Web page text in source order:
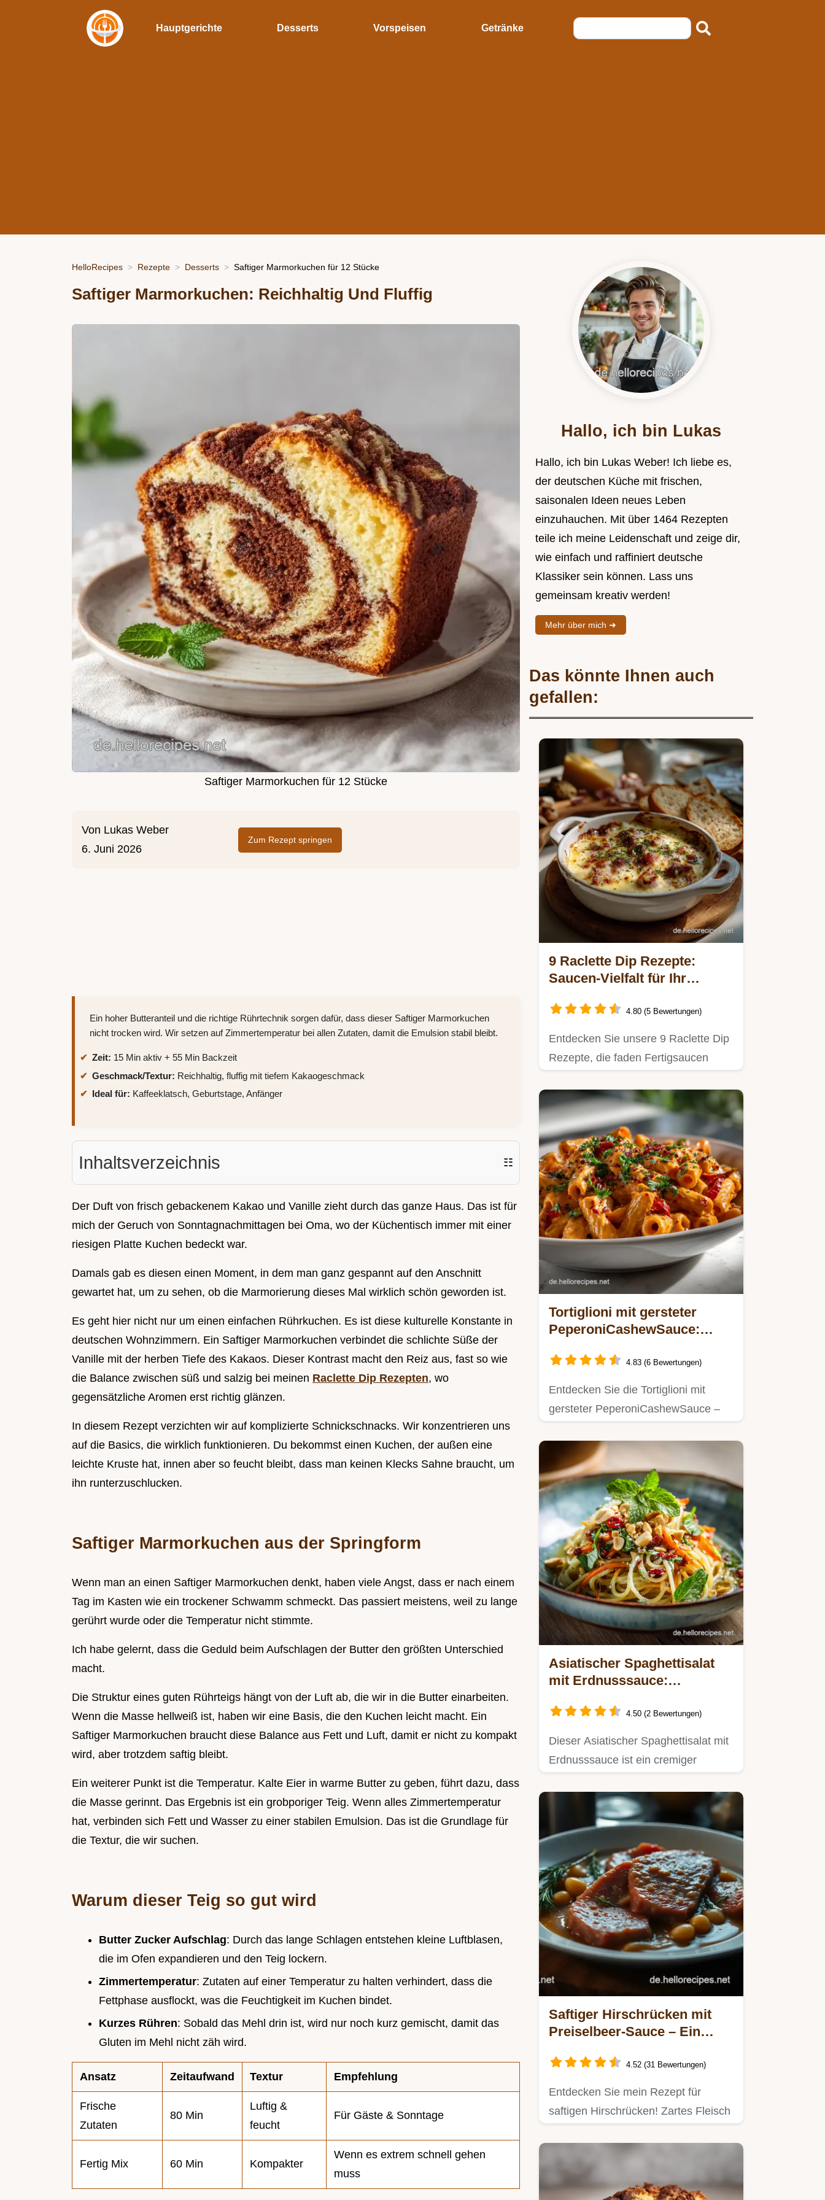
Hauptgerichte Desserts Vorspeisen Getränke
HelloRecipes Rezepte Desserts Saftiger Marmorkuchen für 12 Stücke
Saftiger Marmorkuchen: Reichhaltig Und Fluffig
Saftiger Marmorkuchen für 12 Stücke
Von Lukas Weber
6. Juni 2026
Zum Rezept springen
Ein hoher Butteranteil und die richtige Rührtechnik sorgen dafür, dass dieser Saftiger Marmorkuchen
nicht trocken wird. Wir setzen auf Zimmertemperatur bei allen Zutaten, damit die Emulsion stabil bleibt.
Zeit: 15 Min aktiv + 55 Min Backzeit
Geschmack/Textur: Reichhaltig, fluffig mit tiefem Kakaogeschmack
Ideal für: Kaffeeklatsch, Geburtstage, Anfänger
Inhaltsverzeichnis ☷
Der Duft von frisch gebackenem Kakao und Vanille zieht durch das ganze Haus. Das ist für
mich der Geruch von Sonntagnachmittagen bei Oma, wo der Küchentisch immer mit einer
riesigen Platte Kuchen bedeckt war.
Damals gab es diesen einen Moment, in dem man ganz gespannt auf den Anschnitt
gewartet hat, um zu sehen, ob die Marmorierung dieses Mal wirklich schön geworden ist.
Es geht hier nicht nur um einen einfachen Rührkuchen. Es ist diese kulturelle Konstante in
deutschen Wohnzimmern. Ein Saftiger Marmorkuchen verbindet die schlichte Süße der
Vanille mit der herben Tiefe des Kakaos. Dieser Kontrast macht den Reiz aus, fast so wie
die Balance zwischen süß und salzig bei meinen Raclette Dip Rezepten, wo
gegensätzliche Aromen erst richtig glänzen.
In diesem Rezept verzichten wir auf komplizierte Schnickschnacks. Wir konzentrieren uns
auf die Basics, die wirklich funktionieren. Du bekommst einen Kuchen, der außen eine
leichte Kruste hat, innen aber so feucht bleibt, dass man keinen Klecks Sahne braucht, um
ihn runterzuschlucken.
Saftiger Marmorkuchen aus der Springform
Wenn man an einen Saftiger Marmorkuchen denkt, haben viele Angst, dass er nach einem
Tag im Kasten wie ein trockener Schwamm schmeckt. Das passiert meistens, weil zu lange
gerührt wurde oder die Temperatur nicht stimmte.
Ich habe gelernt, dass die Geduld beim Aufschlagen der Butter den größten Unterschied
macht.
Die Struktur eines guten Rührteigs hängt von der Luft ab, die wir in die Butter einarbeiten.
Wenn die Masse hellweiß ist, haben wir eine Basis, die den Kuchen leicht macht. Ein
Saftiger Marmorkuchen braucht diese Balance aus Fett und Luft, damit er nicht zu kompakt
wird, aber trotzdem saftig bleibt.
Ein weiterer Punkt ist die Temperatur. Kalte Eier in warme Butter zu geben, führt dazu, dass
die Masse gerinnt. Das Ergebnis ist ein grobporiger Teig. Wenn alles Zimmertemperatur
hat, verbinden sich Fett und Wasser zu einer stabilen Emulsion. Das ist die Grundlage für
die Textur, die wir suchen.
Warum dieser Teig so gut wird
Butter Zucker Aufschlag: Durch das lange Schlagen entstehen kleine Luftblasen,
die im Ofen expandieren und den Teig lockern.
Zimmertemperatur: Zutaten auf einer Temperatur zu halten verhindert, dass die
Fettphase ausflockt, was die Feuchtigkeit im Kuchen bindet.
Kurzes Rühren: Sobald das Mehl drin ist, wird nur noch kurz gemischt, damit das
Gluten im Mehl nicht zäh wird.
Ansatz Zeitaufwand Textur Empfehlung
Frische
Zutaten
80 Min
Luftig &
feucht
Für Gäste & Sonntage
Fertig Mix 60 Min Kompakter
Wenn es extrem schnell gehen
muss
Hallo, ich bin Lukas
Hallo, ich bin Lukas Weber! Ich liebe es,
der deutschen Küche mit frischen,
saisonalen Ideen neues Leben
einzuhauchen. Mit über 1464 Rezepten
teile ich meine Leidenschaft und zeige dir,
wie einfach und raffiniert deutsche
Klassiker sein können. Lass uns
gemeinsam kreativ werden!
Mehr über mich ➜
Das könnte Ihnen auch
gefallen:
9 Raclette Dip Rezepte:
Saucen-Vielfalt für Ihr
4.80 (5 Bewertungen)
Entdecken Sie unsere 9 Raclette Dip
Rezepte, die faden Fertigsaucen
Tortiglioni mit gersteter
PeperoniCashewSauce:
4.83 (6 Bewertungen)
Entdecken Sie die Tortiglioni mit
gersteter PeperoniCashewSauce –
Asiatischer Spaghettisalat
mit Erdnusssauce:
4.50 (2 Bewertungen)
Dieser Asiatischer Spaghettisalat mit
Erdnusssauce ist ein cremiger
Saftiger Hirschrücken mit
Preiselbeer-Sauce – Ein
Küche
4.52 (31 Bewertungen)
Entdecken Sie mein Rezept für
saftigen Hirschrücken! Zartes Fleisch